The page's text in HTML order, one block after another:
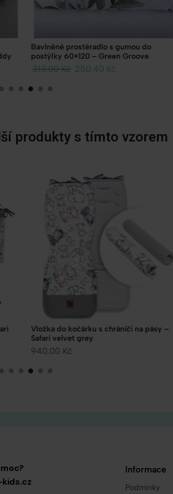
Sada deka 75×100 a polštář 30×40 White
Sleeping Tedy Bear
507.00Kč
produkty s tímto vzorem
–
Dětský spací pytel Safari
621.00Kč
Informace
Podmínky